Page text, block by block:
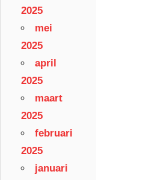
2025
mei
2025
april
2025
maart
2025
februari
2025
januari